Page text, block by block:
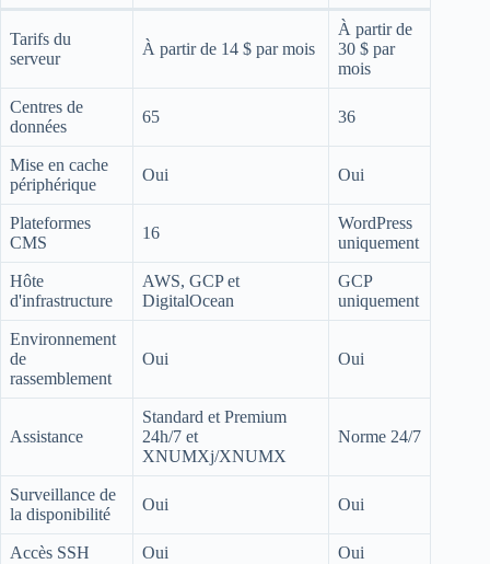
Tarifs du
serveur
À partir de 14 $ par mois
À partir de
30 $ par
mois
Centres de
données
65 36
Mise en cache
périphérique
Oui Oui
Plateformes
CMS
16
WordPress
uniquement
Hôte
d'infrastructure
AWS, GCP et
DigitalOcean
GCP
uniquement
Environnement
de
rassemblement
Oui Oui
Assistance
Standard et Premium
24h/7 et
XNUMXj/XNUMX
Norme 24/7
Surveillance de
la disponibilité
Oui Oui
Accès SSH Oui
Oui